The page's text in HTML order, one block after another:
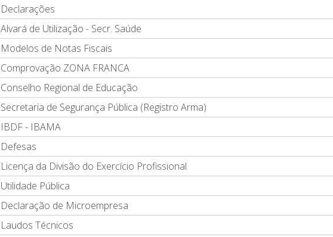
Declarações
Alvará de Utilização - Secr. Saúde
Modelos de Notas Fiscais
Comprovação ZONA FRANCA
Conselho Regional de Educação
Secretaria de Segurança Pública (Registro Arma)
IBDF - IBAMA
Defesas
Licença da Divisão do Exercício Profissional
Utilidade Pública
Declaração de Microempresa
Laudos Técnicos